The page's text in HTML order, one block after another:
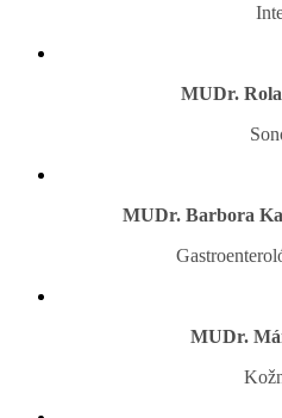
MUDr.
MUDr. Barbora
MUDr.